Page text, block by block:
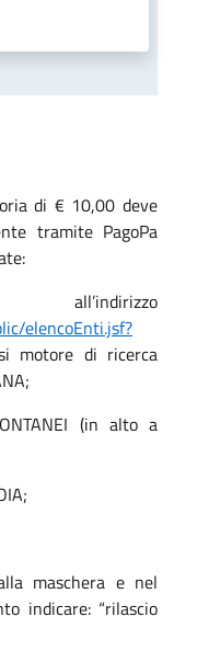
di € 10,00 deve
tramite PagoPa
elencoEnti.jsf?
motore di ricerca
(in alto a
maschera e nel
indicare: “rilascio